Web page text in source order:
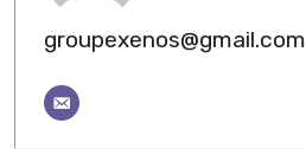
groupexenos@gmail.com